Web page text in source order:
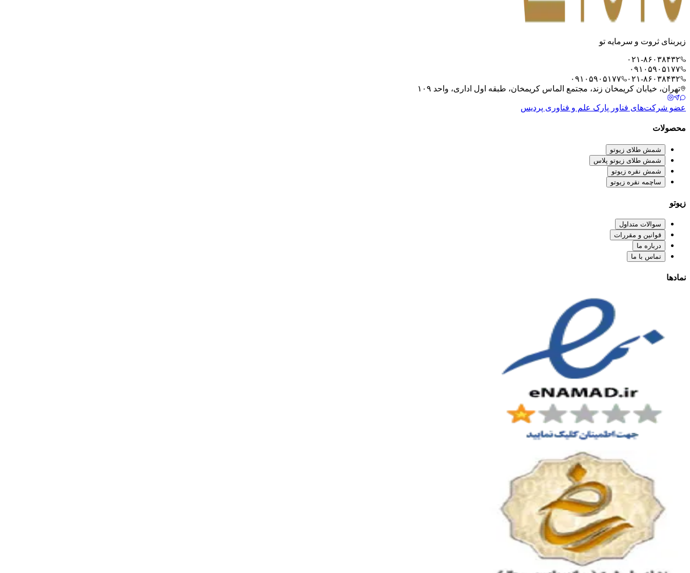
زیربنای ثروت و سرمایه تو
۰۲۱-۸۶۰۳۸۴۳۲
۰۹۱۰۵۹۰۵۱۷۷
۰۲۱-۸۶۰۳۸۴۳۲
۰۹۱۰۵۹۰۵۱۷۷
تهران، خیابان کریمخان زند، مجتمع الماس کریمخان، طبقه اول اداری، واحد ۱۰۹
عضو شرکت‌های فناور پارک علم و فناوری پردیس
محصولات
شمش طلای زیوتو
شمش طلای زیوتو پلاس
شمش نقره زیوتو
ساچمه نقره زیوتو
زیوتو
سوالات متداول
قوانین و مقررات
درباره ما
تماس با ما
نمادها